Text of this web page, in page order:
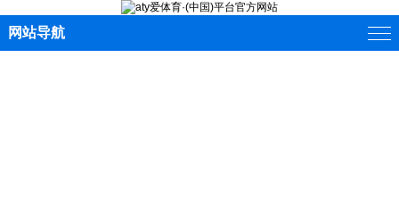
网站导航